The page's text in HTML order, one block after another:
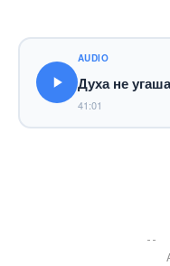
AUDIO
Духа не
41:01